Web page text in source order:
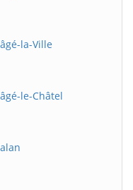
la-Ville
le-Châtel